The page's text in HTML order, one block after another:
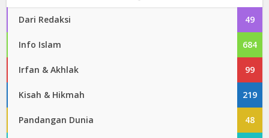
Dari Redaksi 49
Info Islam 684
Irfan & Akhlak 99
Kisah & Hikmah 219
Pandangan Dunia 48